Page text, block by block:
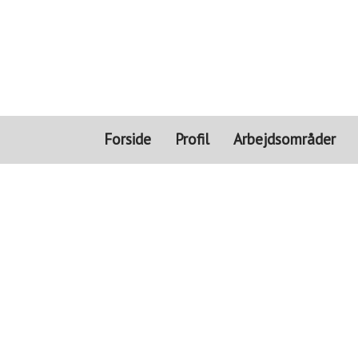
Forside Profil Arbejdsområder